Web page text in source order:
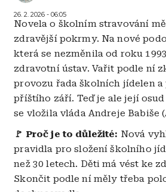
26. 2. 2026 - 06:05
Novela o školním stravování
zdravější pokrmy. Na nové
která se nezměnila od roku
zdravotní ústav. Vařit podle ní
provozu řada školních jídelen
příštího září. Teď je ale její
se vložila vláda Andreje Babiše
🚩 Proč je to důležité: Nová
pravidla pro složení školního
než 30 letech. Děti má vést ke
Skončit podle ní měly třeba